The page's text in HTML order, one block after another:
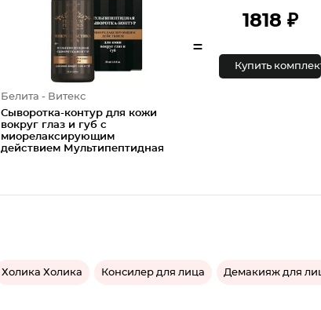
Белита - Витекс
Сыворотка-контур для кожи
вокруг глаз и губ с
миорелаксирующим
действием Мультипептидная
=
1818 ₽
Купить комплект
Холика Холика Консилер для лица Демакияж для